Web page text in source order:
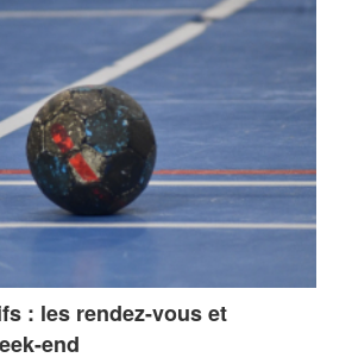
: les rendez-vous et
end